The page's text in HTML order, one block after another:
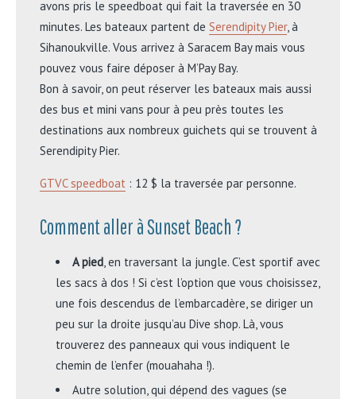
avons pris le speedboat qui fait la traversée en 30
minutes. Les bateaux partent de Serendipity Pier, à
Sihanoukville. Vous arrivez à Saracem Bay mais vous
pouvez vous faire déposer à M’Pay Bay.
Bon à savoir, on peut réserver les bateaux mais aussi
des bus et mini vans pour à peu près toutes les
destinations aux nombreux guichets qui se trouvent à
Serendipity Pier.
GTVC speedboat : 12 $ la traversée par personne.
Comment aller à Sunset Beach ?
A pied, en traversant la jungle. C’est sportif avec
les sacs à dos ! Si c’est l’option que vous choisissez,
une fois descendus de l’embarcadère, se diriger un
peu sur la droite jusqu’au Dive shop. Là, vous
trouverez des panneaux qui vous indiquent le
chemin de l’enfer (mouahaha !).
Autre solution, qui dépend des vagues (se